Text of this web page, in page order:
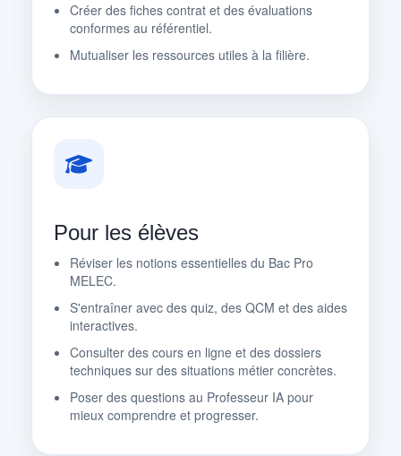
Créer des fiches contrat et des évaluations
conformes au référentiel.
Mutualiser les ressources utiles à la filière.
Pour les élèves
Réviser les notions essentielles du Bac Pro
MELEC.
S'entraîner avec des quiz, des QCM et des aides
interactives.
Consulter des cours en ligne et des dossiers
techniques sur des situations métier concrètes.
Poser des questions au Professeur IA pour
mieux comprendre et progresser.